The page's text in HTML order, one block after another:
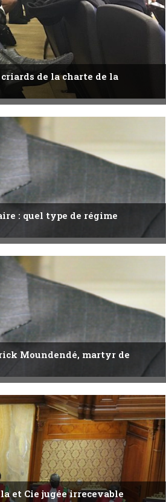
de la charte de la
: quel type de régime
Moundendé, martyr de
et Cie jugée irrecevable